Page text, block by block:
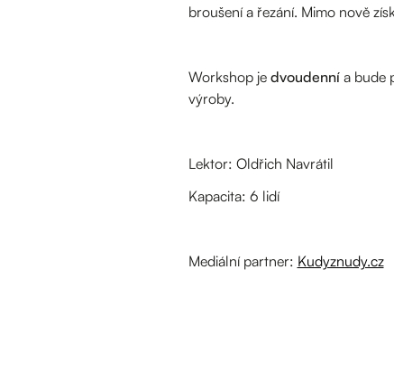
broušení a řezání. Mimo nově
Workshop jedvoudenní a bude
výroby.
Lektor: Oldřich Navrátil
Kapacita: 6 lidí
Mediální partner: Kudyznudy.cz